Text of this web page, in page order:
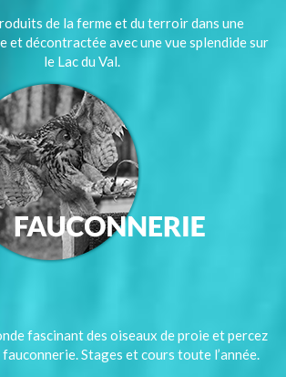
de la ferme et du terroir dans une
et décontractée avec une vue splendide sur
le Lac du Val.
fascinant des oiseaux de proie et percez
Stages et cours toute l’année.